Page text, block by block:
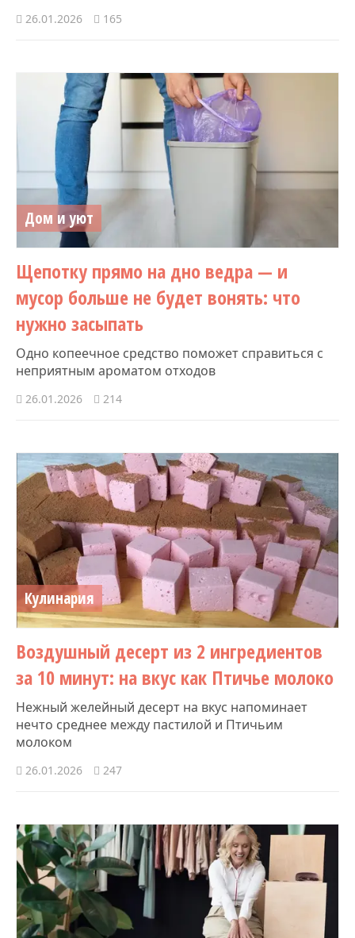
26.01.2026 165
Дом и уют
Щепотку прямо на дно ведра — и
мусор больше не будет вонять: что
нужно засыпать
Одно копеечное средство поможет справиться с
неприятным ароматом отходов
26.01.2026 214
Кулинария
Воздушный десерт из 2 ингредиентов
за 10 минут: на вкус как Птичье молоко
Нежный желейный десерт на вкус напоминает
нечто среднее между пастилой и Птичьим
молоком
26.01.2026 247